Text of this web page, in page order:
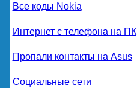
Все коды Nokia
Интернет с телефона на ПК
Пропали контакты на Asus
Социальные сети